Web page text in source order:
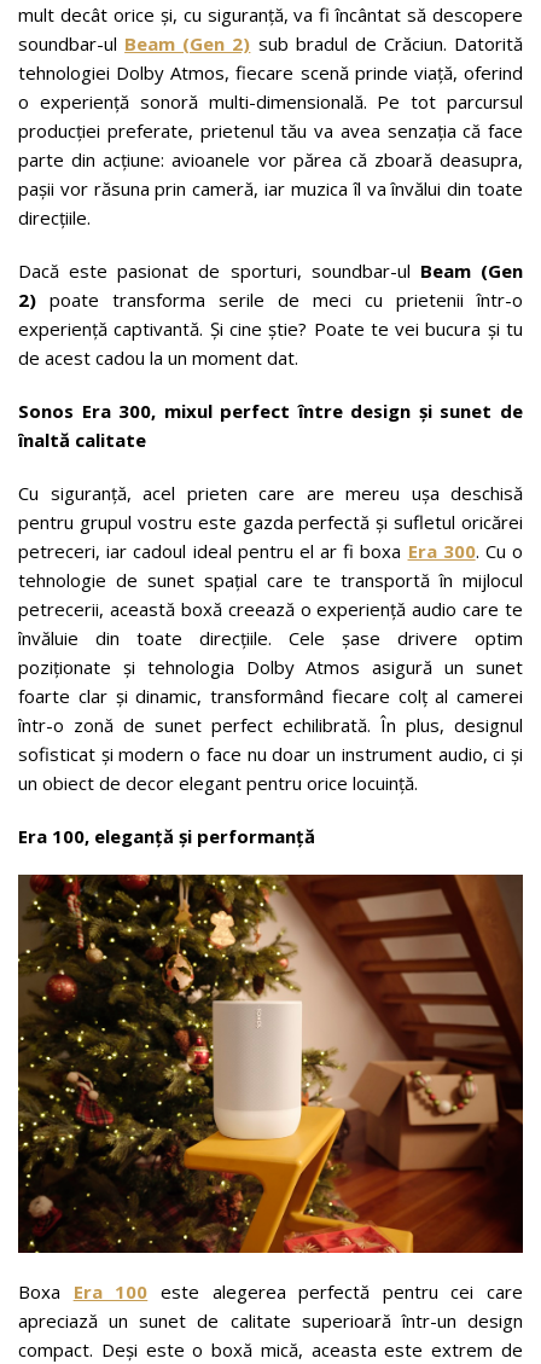
mult decât orice și, cu siguranță, va fi încântat să descopere
soundbar-ul Beam (Gen 2) sub bradul de Crăciun. Datorită
tehnologiei Dolby Atmos, fiecare scenă prinde viață, oferind
o experiență sonoră multi-dimensională. Pe tot parcursul
producției preferate, prietenul tău va avea senzația că face
parte din acțiune: avioanele vor părea că zboară deasupra,
pașii vor răsuna prin cameră, iar muzica îl va învălui din toate
direcțiile.
Dacă este pasionat de sporturi, soundbar-ul Beam (Gen
2) poate transforma serile de meci cu prietenii într-o
experiență captivantă. Și cine știe? Poate te vei bucura și tu
de acest cadou la un moment dat.
Sonos Era 300, mixul perfect între design și sunet de
înaltă calitate
Cu siguranță, acel prieten care are mereu ușa deschisă
pentru grupul vostru este gazda perfectă și sufletul oricărei
petreceri, iar cadoul ideal pentru el ar fi boxa Era 300. Cu o
tehnologie de sunet spațial care te transportă în mijlocul
petrecerii, această boxă creează o experiență audio care te
învăluie din toate direcțiile. Cele șase drivere optim
poziționate și tehnologia Dolby Atmos asigură un sunet
foarte clar și dinamic, transformând fiecare colț al camerei
într-o zonă de sunet perfect echilibrată. În plus, designul
sofisticat și modern o face nu doar un instrument audio, ci și
un obiect de decor elegant pentru orice locuință.
Era 100, eleganță și performanță
Boxa Era 100 este alegerea perfectă pentru cei care
apreciază un sunet de calitate superioară într-un design
compact. Deși este o boxă mică, aceasta este extrem de